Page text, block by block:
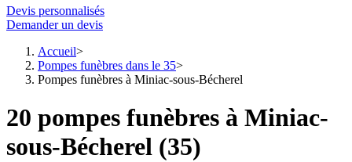
Devis personnalisés
Demander un devis
Accueil
Pompes funèbres dans le 35
Pompes funèbres à Miniac-sous-Bécherel
20 pompes funèbres à Miniac-
sous-Bécherel (35)